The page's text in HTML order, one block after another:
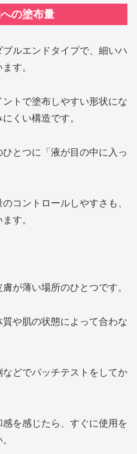
の塗布量
ルエンドタイプで、細いハ
す。
トで塗布しやすい形状にな
くい構造です。
とつに「液が目の中に入っ
コントロールしやすさも、
す。
が薄い場所のひとつです。
や肌の状態によって合わな
どでパッチテストをしてか
を感じたら、すぐに使用を